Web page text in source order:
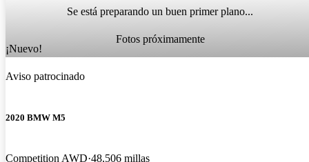
Se está preparando un buen primer plano...
Fotos próximamente
¡Nuevo!
Aviso patrocinado
2020 BMW M5
Competition AWD 48,506 millas